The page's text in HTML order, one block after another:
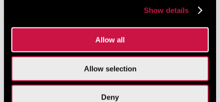
Show details
Allow all
Allow selection
Deny